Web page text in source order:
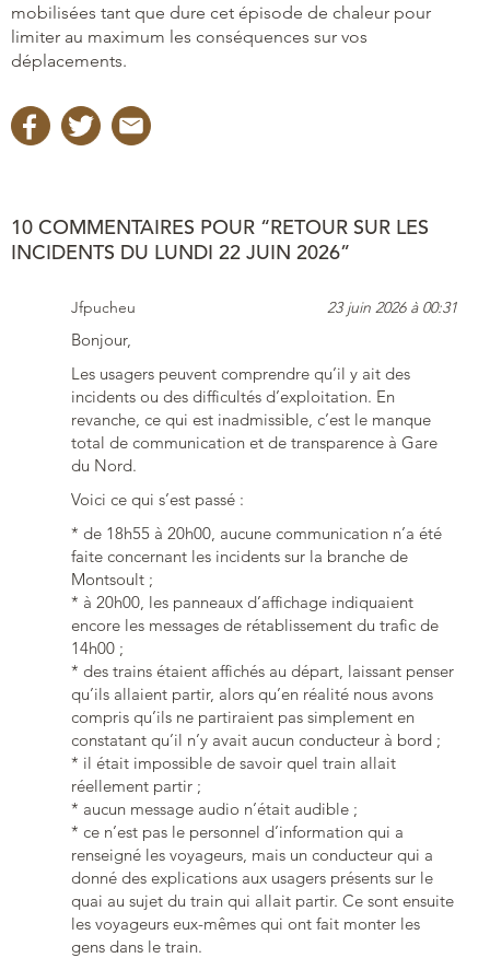
mobilisées tant que dure cet épisode de chaleur pour
limiter au maximum les conséquences sur vos
déplacements.
10 COMMENTAIRES POUR “RETOUR SUR LES
INCIDENTS DU LUNDI 22 JUIN 2026”
Jfpucheu 23 juin 2026 à 00:31
Bonjour,
Les usagers peuvent comprendre qu’il y ait des
incidents ou des difficultés d’exploitation. En
revanche, ce qui est inadmissible, c’est le manque
total de communication et de transparence à Gare
du Nord.
Voici ce qui s’est passé :
* de 18h55 à 20h00, aucune communication n’a été
faite concernant les incidents sur la branche de
Montsoult ;
* à 20h00, les panneaux d’affichage indiquaient
encore les messages de rétablissement du trafic de
14h00 ;
* des trains étaient affichés au départ, laissant penser
qu’ils allaient partir, alors qu’en réalité nous avons
compris qu’ils ne partiraient pas simplement en
constatant qu’il n’y avait aucun conducteur à bord ;
* il était impossible de savoir quel train allait
réellement partir ;
* aucun message audio n’était audible ;
* ce n’est pas le personnel d’information qui a
renseigné les voyageurs, mais un conducteur qui a
donné des explications aux usagers présents sur le
quai au sujet du train qui allait partir. Ce sont ensuite
les voyageurs eux-mêmes qui ont fait monter les
gens dans le train.